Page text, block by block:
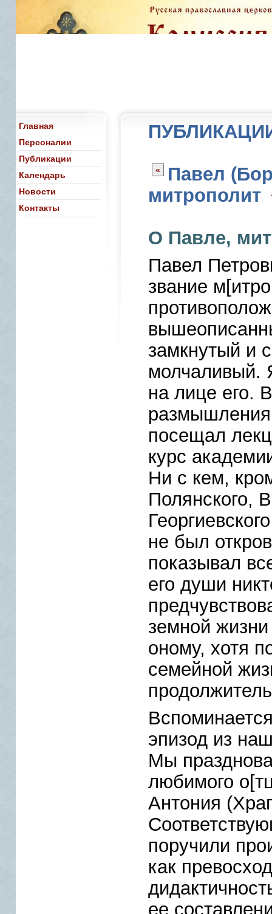
Главная
Персоналии
Публикации
Календарь
Новости
Контакты
«
Павел
митрополит
О Павле,
Павел
звание
замкнутый и
молчаливый.
на лице его.
посещал
курс
Ни с кем,
Полянского,
не был
показывал
его души
земной жизни
оному, хотя
семейной
эпизод из
Мы
любимого
Антония
поручили
как
ее